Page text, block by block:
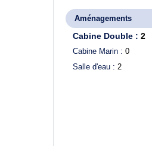
Aménagements
Cabine Double : 2
Cabine Marin : 0
Salle d'eau : 2